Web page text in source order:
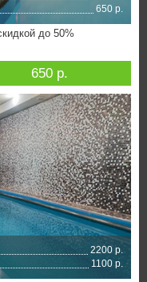
650 р.
до 50%
650 р.
2200 р.
1100 р.